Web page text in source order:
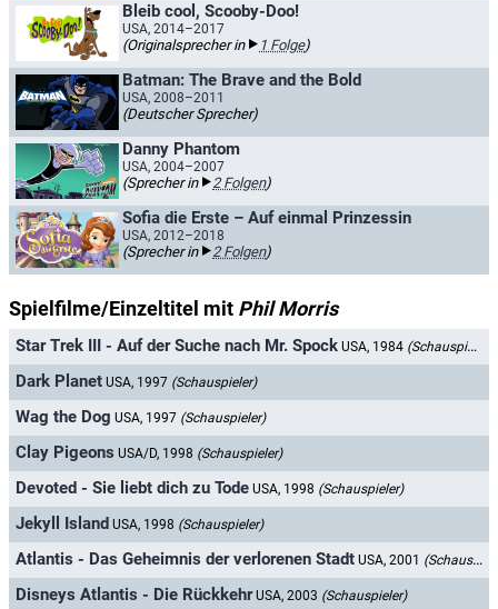
Bleib cool, Scooby-Doo!
USA, 2014–2017
(Originalsprecher in 1 Folge)
Batman: The Brave and the Bold
USA, 2008–2011
(Deutscher Sprecher)
Danny Phantom
USA, 2004–2007
(Sprecher in 2 Folgen)
Sofia die Erste – Auf einmal Prinzessin
USA, 2012–2018
(Sprecher in 2 Folgen)
Spielfilme/Einzeltitel mit Phil Morris
Star Trek III - Auf der Suche nach Mr. Spock USA, 1984 (Schauspieler)
Dark Planet USA, 1997 (Schauspieler)
Wag the Dog USA, 1997 (Schauspieler)
Clay Pigeons USA/D, 1998 (Schauspieler)
Devoted - Sie liebt dich zu Tode USA, 1998 (Schauspieler)
Jekyll Island USA, 1998 (Schauspieler)
Atlantis - Das Geheimnis der verlorenen Stadt USA, 2001 (Schauspieler)
Disneys Atlantis - Die Rückkehr USA, 2003 (Schauspieler)